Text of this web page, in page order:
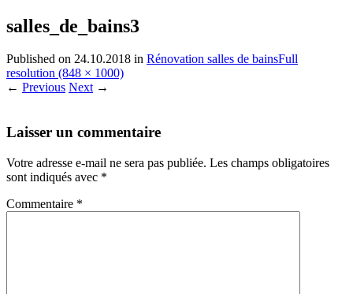
salles_de_bains3
Published on 24.10.2018 in Rénovation salles de bainsFull
resolution (848 × 1000)
← Previous Next →
Laisser un commentaire
Votre adresse e-mail ne sera pas publiée. Les champs obligatoires
sont indiqués avec *
Commentaire *